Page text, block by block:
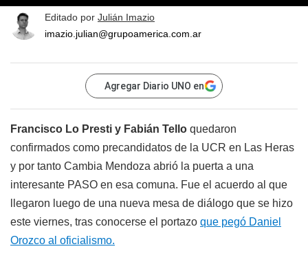
Editado por Julián Imazio
imazio.julian@grupoamerica.com.ar
Agregar Diario UNO en
Francisco Lo Presti y Fabián Tello quedaron
confirmados como precandidatos de la UCR en Las Heras
y por tanto Cambia Mendoza abrió la puerta a una
interesante PASO en esa comuna. Fue el acuerdo al que
llegaron luego de una nueva mesa de diálogo que se hizo
este viernes, tras conocerse el portazo que pegó Daniel
Orozco al oficialismo.